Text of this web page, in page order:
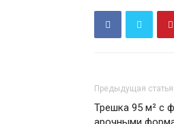
Предыдущая статья
Трешка 95 м² с